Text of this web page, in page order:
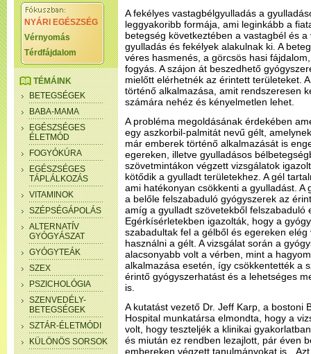
NYÁRI EGÉSZSÉG
Vérnyomás
Térdfájdalom
TÉMÁINK
BETEGSÉGEK
BABA-MAMA
EGÉSZSÉGES
ÉLETMÓD
FOGYÓKÚRA
EGÉSZSÉGES
TÁPLÁLKOZÁS
VITAMINOK
SZÉPSÉGÁPOLÁS
ALTERNATÍV
GYÓGYÁSZAT
GYÓGYTEÁK
SZEX
PSZICHOLÓGIA
SZENVEDÉLY-
BETEGSÉGEK
SZTÁR-ÉLETMÓDI
KÜLÖNÖS SORSOK
A fekélyes vastagbélgyulladás a
leggyakoribb formája, ami leginkább a
betegség következtében a vastagbél és
gyulladás és fekélyek alakulnak ki. A
véres hasmenés, a görcsös hasi
fogyás. A szájon át beszedhető
mielőtt elérhetnék az érintett területeket.
történő alkalmazása, amit rendszeresen
számára nehéz és kényelmetlen lehet.
A probléma megoldásának érdekében
egy aszkorbil-palmitát nevű gélt,
már emberek történő alkalmazását is
egereken, illetve gyulladásos
szövetmintákon végzett vizsgálatok
kötődik a gyulladt területekhez. A gél
ami hatékonyan csökkenti a gyulladást. A
a belőle felszabaduló gyógyszerek az
amíg a gyulladt szövetekből felszabaduló
Egérkísérletekben igazolták, hogy a
szabadultak fel a gélből és egereken
használni a gélt. A vizsgálat során a
alacsonyabb volt a vérben, mint a
alkalmazása esetén, így csökkentették a
érintő gyógyszerhatást és a lehetséges
is.
A kutatást vezető Dr. Jeff Karp, a bostoni
Hospital munkatársa elmondta, hogy a
volt, hogy teszteljék a klinikai
és miután ez rendben lezajlott, pár éven
embereken végzett tanulmányokat is.